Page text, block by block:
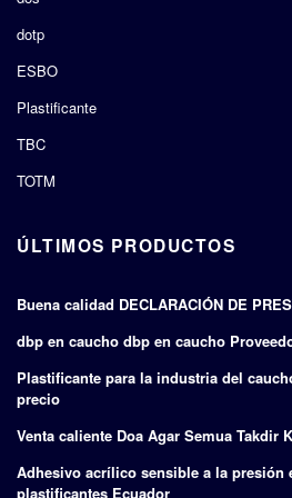
dotp
ESBO
Plastificante
TBC
TOTM
ÚLTIMOS PRODUCTOS
Buena calidad DECLARACIÓN DE
dbp en caucho dbp en caucho
Plastificante para la industria del
precio
Venta caliente Doa Agar Semua Takdir
Adhesivo acrílico sensible a la presión
plastificantes Ecuador